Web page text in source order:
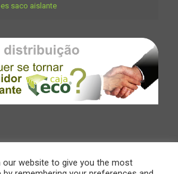
saco aislante
our website to give you the most